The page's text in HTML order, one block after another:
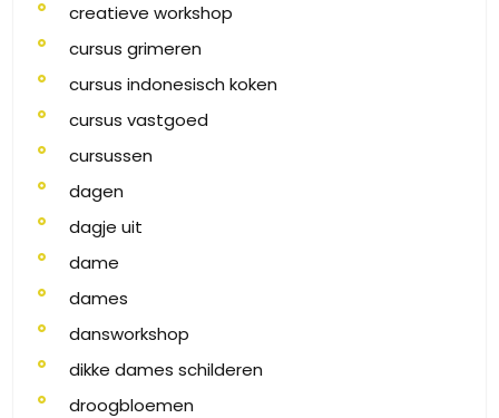
creatieve workshop
cursus grimeren
cursus indonesisch koken
cursus vastgoed
cursussen
dagen
dagje uit
dame
dames
dansworkshop
dikke dames schilderen
droogbloemen